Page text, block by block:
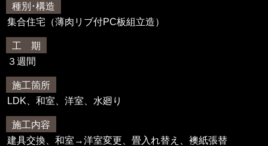
種別･構造
集合住宅（薄肉リブ付PC板組立造）
工 期
３週間
施工箇所
LDK、和室、洋室、水廻り
施工内容
建具交換、和室→洋室変更、畳入れ替え、襖紙張替